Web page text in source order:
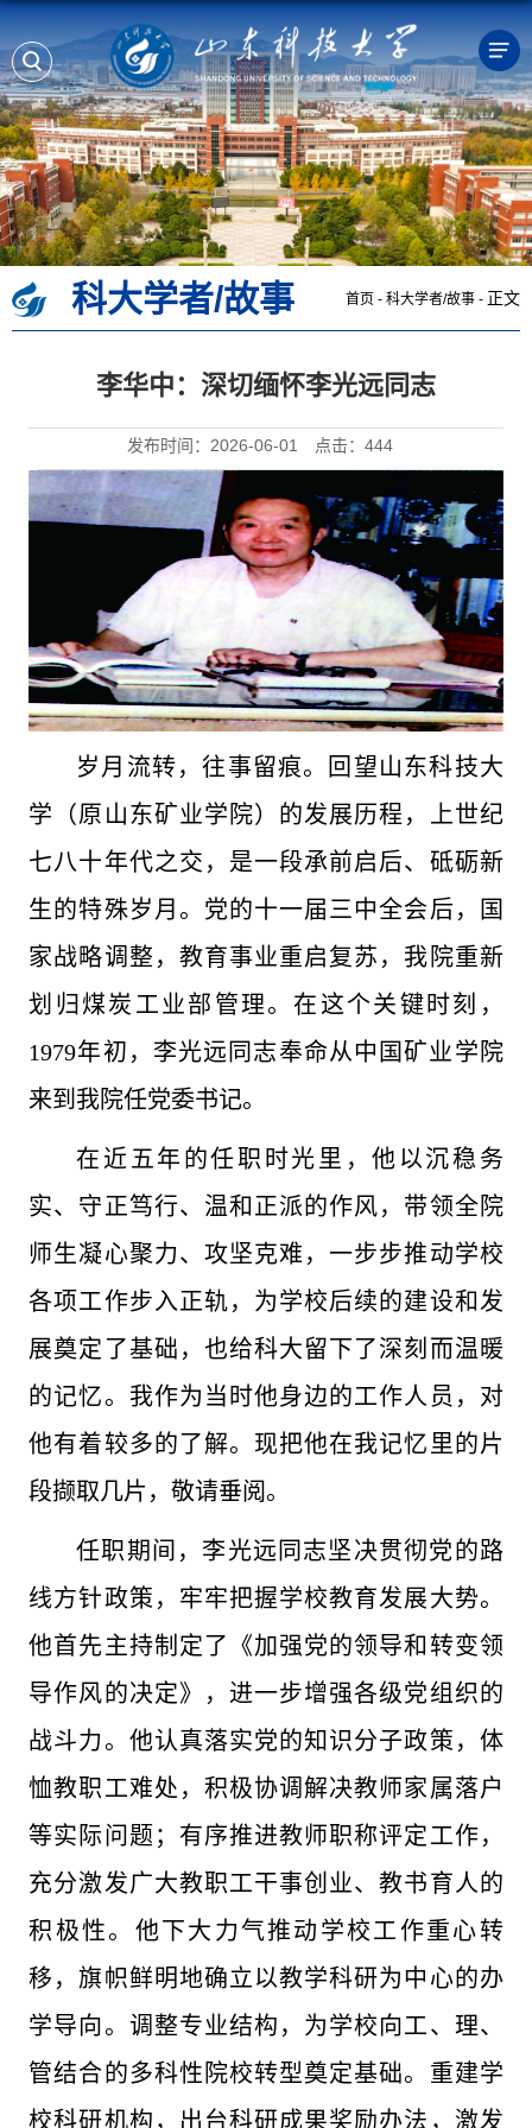
科大学者/故事 首页 - 科大学者/故事 - 正文
李华中：深切缅怀李光远同志
发布时间：2026-06-01 点击： 444
岁月流转，往事留痕。回望山东科技大
学（原山东矿业学院）的发展历程，上世纪
七八十年代之交，是一段承前启后、砥砺新
生的特殊岁月。党的十一届三中全会后，国
家战略调整，教育事业重启复苏，我院重新
划归煤炭工业部管理。在这个关键时刻，
1979年初，李光远同志奉命从中国矿业学院
来到我院任党委书记。
在近五年的任职时光里，他以沉稳务
实、守正笃行、温和正派的作风，带领全院
师生凝心聚力、攻坚克难，一步步推动学校
各项工作步入正轨，为学校后续的建设和发
展奠定了基础，也给科大留下了深刻而温暖
的记忆。我作为当时他身边的工作人员，对
他有着较多的了解。现把他在我记忆里的片
段撷取几片，敬请垂阅。
任职期间，李光远同志坚决贯彻党的路
线方针政策，牢牢把握学校教育发展大势。
他首先主持制定了《加强党的领导和转变领
导作风的决定》，进一步增强各级党组织的
战斗力。他认真落实党的知识分子政策，体
恤教职工难处，积极协调解决教师家属落户
等实际问题；有序推进教师职称评定工作，
充分激发广大教职工干事创业、教书育人的
积极性。他下大力气推动学校工作重心转
移，旗帜鲜明地确立以教学科研为中心的办
学导向。调整专业结构，为学校向工、理、
管结合的多科性院校转型奠定基础。重建学
校科研机构，出台科研成果奖励办法，激发